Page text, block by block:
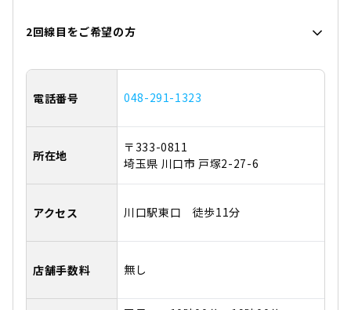
2回線目をご希望の方
電話番号 048-291-1323
所在地
〒333-0811
埼玉県 川口市 戸塚2-27-6
アクセス 川口駅東口 徒歩11分
店舗手数料 無し